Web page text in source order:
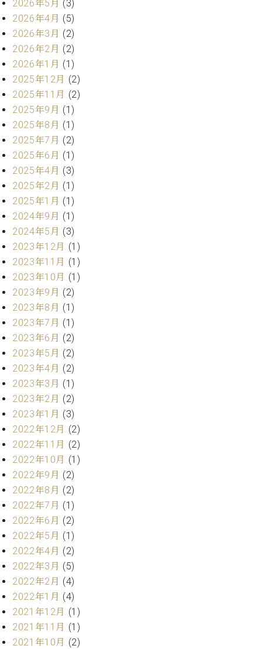
ラ
ト
ピ
ア
ノ
C.
ベ
ヒ
シ
ュ
タ
イ
ン
ア
カ
デ
ミ
ー
W.
ホ
フ
マ
ン
プ
ロ
フ
ェ
ッ
シ
ナ
ル
W.
ホ
フ
マ
ン
ト
ラ
デ
ィ
シ
ョ
ン
室
ピ
ア
の
コ
ン
シ
ェ
ュ
ア
ク
セ
ス
トラ
ム東
京の
ご案
内
(PDF)
問
い
合
わ
せ
本
社
：
八
王
・
技
術
業
セ
ン
タ
ー
タ
ッ
フ
2026年5月 (3)
2026年4月 (5)
2026年3月 (2)
2026年2月 (2)
2026年1月 (1)
2025年12月 (2)
2025年11月 (2)
2025年9月 (1)
2025年8月 (1)
2025年7月 (2)
2025年6月 (1)
2025年4月 (3)
2025年2月 (1)
2025年1月 (1)
2024年9月 (1)
2024年5月 (3)
2023年12月 (1)
2023年11月 (1)
2023年10月 (1)
2023年9月 (2)
2023年8月 (1)
2023年7月 (1)
2023年6月 (2)
2023年5月 (2)
2023年4月 (2)
2023年3月 (1)
2023年2月 (2)
2023年1月 (3)
2022年12月 (2)
2022年11月 (2)
2022年10月 (1)
2022年9月 (2)
2022年8月 (2)
2022年7月 (1)
2022年6月 (2)
2022年5月 (1)
2022年4月 (2)
2022年3月 (5)
2022年2月 (4)
2022年1月 (4)
2021年12月 (1)
2021年11月 (1)
2021年10月 (2)